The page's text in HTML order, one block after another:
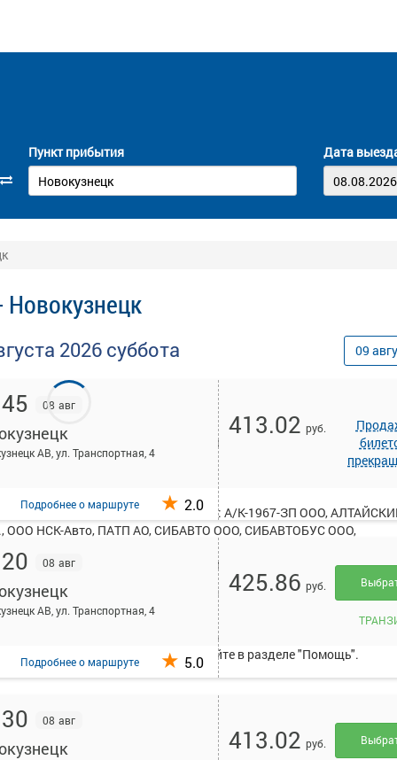
Пункт прибытия Дата
Новокузнецк
2026 суббота 09
08 авг
АВ, ул. Транспортная, 4
Подробнеео маршруте 2.0
413.02 руб.
08 авг
АВ, ул. Транспортная, 4
Подробнеео маршруте 5.0
425.86 руб.
08 авг
413.02 руб.
и купить билет онлайн на автобус Белово - Новокузнецк
следующие перевозчики: А/К-1967-ЗП ООО,
НСК-Авто, ПАТП АО, СИБАВТО ООО, СИБАВТОБУС ООО,
ПАТ г.Гурьевск, Филиал ГПК ПАТ г.Кемерово, Филиал ГПК
ИП Неверова А.Н., КУЗ МП ООО, ИП Жарикова В.Н., А/К-1967-М
в 23:00, в зависимости от дня недели.
осуществляется при предъявлении оригиналов документов,
детей - свидетельство о рождении). Информация о
указана в вашем бланке или на сайте в разделе "Помощь".